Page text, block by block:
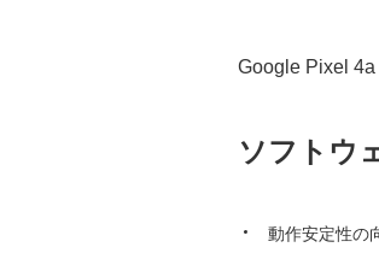
Google Pixel 4a
ソフトウ
動作安定性の